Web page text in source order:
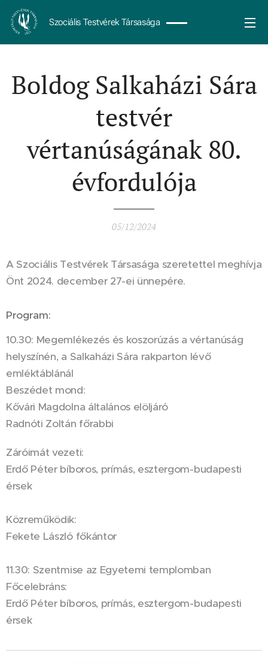
Szociális Testvérek Társasága
Boldog Salkaházi Sára
testvér
vértanúságának 80.
évfordulója
05/12/2024
A Szociális Testvérek Társasága szeretettel meghívja
Önt 2024. december 27-ei ünnepére.
Program:
10.30: Megemlékezés és koszorúzás a vértanúság
helyszínén, a Salkaházi Sára rakparton lévő
emléktáblánál
Beszédet mond:
Kővári Magdolna általános elöljáró
Radnóti Zoltán főrabbi
Záróimát vezeti:
Erdő Péter bíboros, prímás, esztergom-budapesti
érsek
Közreműködik:
Fekete László főkántor
11.30: Szentmise az Egyetemi templomban
Főcelebráns:
Erdő Péter bíboros, prímás, esztergom-budapesti
érsek